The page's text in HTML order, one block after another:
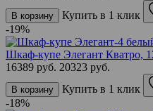
В корзину
Купить в 1 клик
-19%
Шкаф-купе Элегант Кватро,
16389 руб. 20323 руб.
В корзину
Купить в 1 клик
-18%